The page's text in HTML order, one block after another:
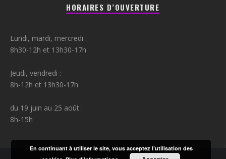
HORAIRES D’OUVERTURE
Lundi, mardi, mercredi :
8h30-12h et 13h30-17h
Jeudi, vendredi :
8h-12h et 13h30-17h
du 19 juin au 25 août :
8h-15h
En continuant à utiliser le site, vous acceptez l’utilisation des